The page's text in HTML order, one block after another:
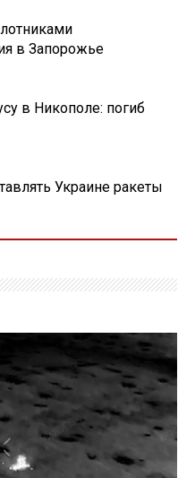
в Запорожье
в Никополе: погиб
Украине ракеты